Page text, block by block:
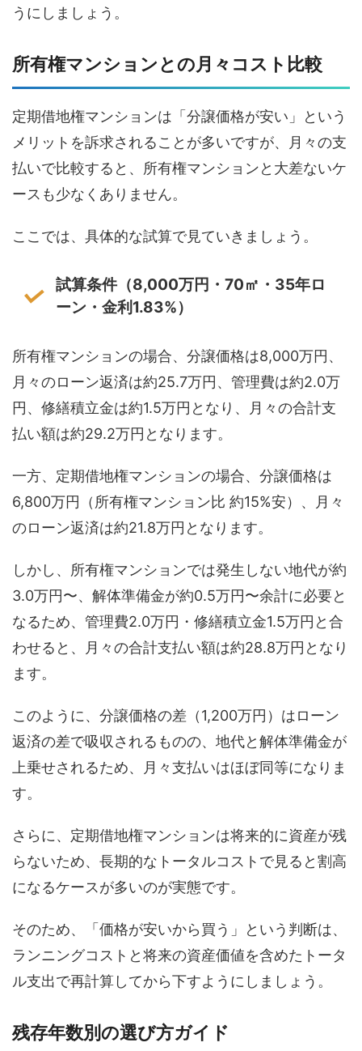
うにしましょう。
所有権マンションとの月々コスト比較
定期借地権マンションは「分譲価格が安い」という
メリットを訴求されることが多いですが、月々の支
払いで比較すると、所有権マンションと大差ないケ
ースも少なくありません。
ここでは、具体的な試算で見ていきましょう。
試算条件（8,000万円・70㎡・35年ロ
ーン・金利1.83%）
所有権マンションの場合、分譲価格は8,000万円、
月々のローン返済は約25.7万円、管理費は約2.0万
円、修繕積立金は約1.5万円となり、月々の合計支
払い額は約29.2万円となります。
一方、定期借地権マンションの場合、分譲価格は
6,800万円（所有権マンション比 約15%安）、月々
のローン返済は約21.8万円となります。
しかし、所有権マンションでは発生しない地代が約
3.0万円〜、解体準備金が約0.5万円〜余計に必要と
なるため、管理費2.0万円・修繕積立金1.5万円と合
わせると、月々の合計支払い額は約28.8万円となり
ます。
このように、分譲価格の差（1,200万円）はローン
返済の差で吸収されるものの、地代と解体準備金が
上乗せされるため、月々支払いはほぼ同等になりま
す。
さらに、定期借地権マンションは将来的に資産が残
らないため、長期的なトータルコストで見ると割高
になるケースが多いのが実態です。
そのため、「価格が安いから買う」という判断は、
ランニングコストと将来の資産価値を含めたトータ
ル支出で再計算してから下すようにしましょう。
残存年数別の選び方ガイド